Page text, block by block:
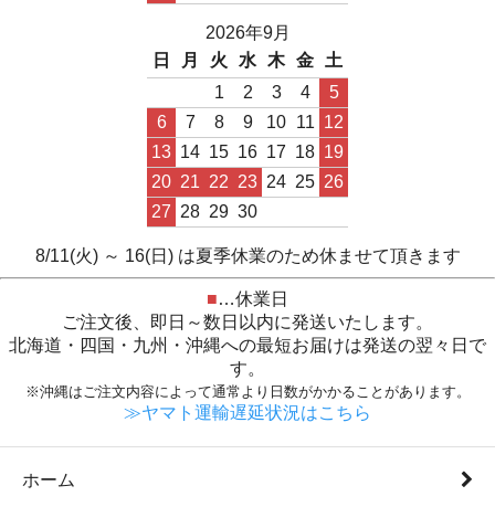
2026年9月
日
月 火 水 木 金
土
1
2 3 4
5
6
7 8 9 10 11 12
13 14 15 16 17 18 19
20 21 22 23 24 25 26
27 28 29 30
8/11(火) ～ 16(日) は夏季休業のため休ませて頂きます
■…休業日
ご注文後、即日～数日以内に発送いたします。
北海道・四国・九州・沖縄への最短お届けは発送の翌々日で
す。
※沖縄はご注文内容によって通常より日数がかかることがあります。
≫ヤマト運輸遅延状況はこちら
ホーム